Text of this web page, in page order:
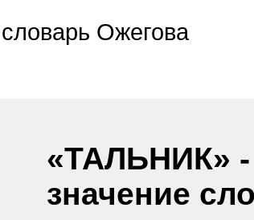
«ТАЛЬНИК» -
значение
Ожегова